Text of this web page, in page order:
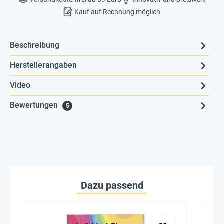
Kauf auf Rechnung möglich
Beschreibung
Herstellerangaben
Video
Bewertungen 5
Dazu passend